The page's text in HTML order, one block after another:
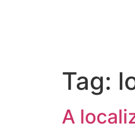
Tag:
A